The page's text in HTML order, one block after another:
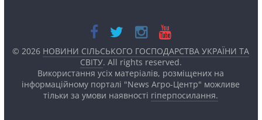
© 2026 НОВИНИ СІЛЬСЬКОГО ГОСПОДАРСТВА УКРАЇНИ ТА
СВІТУ. All rights reserved.
Використання усіх матеріалів, розміщених на
інформаційному порталі "News Агро-Центр" можливе
тільки за умови наявності гіперпосилання.